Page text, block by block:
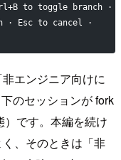
to toggle branch ·
· Esc to cancel ·
エンジニア向けに
のセッションが fork
です。本編を続け
、そのときは「非